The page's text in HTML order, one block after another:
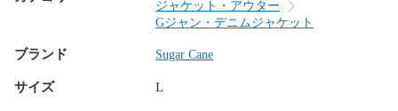
ジャケット・アウター
Gジャン・デニムジャケット
ブランド Sugar Cane
サイズ L